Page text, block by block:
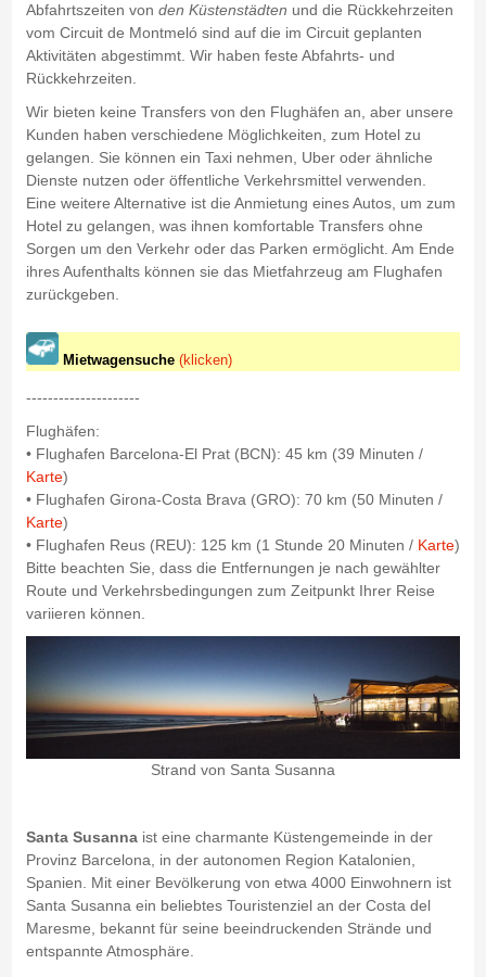
Abfahrtszeiten von den Küstenstädten und die Rückkehrzeiten
vom Circuit de Montmeló sind auf die im Circuit geplanten
Aktivitäten abgestimmt. Wir haben feste Abfahrts- und
Rückkehrzeiten.
Wir bieten keine Transfers von den Flughäfen an, aber unsere
Kunden haben verschiedene Möglichkeiten, zum Hotel zu
gelangen. Sie können ein Taxi nehmen, Uber oder ähnliche
Dienste nutzen oder öffentliche Verkehrsmittel verwenden.
Eine weitere Alternative ist die Anmietung eines Autos, um zum
Hotel zu gelangen, was ihnen komfortable Transfers ohne
Sorgen um den Verkehr oder das Parken ermöglicht. Am Ende
ihres Aufenthalts können sie das Mietfahrzeug am Flughafen
zurückgeben.
Mietwagensuche (klicken)
---------------------
Flughäfen:
• Flughafen Barcelona-El Prat (BCN): 45 km (39 Minuten /
Karte)
• Flughafen Girona-Costa Brava (GRO): 70 km (50 Minuten /
Karte)
• Flughafen Reus (REU): 125 km (1 Stunde 20 Minuten / Karte)
Bitte beachten Sie, dass die Entfernungen je nach gewählter
Route und Verkehrsbedingungen zum Zeitpunkt Ihrer Reise
variieren können.
Strand von Santa Susanna
Santa Susannaist eine charmante Küstengemeinde in der
Provinz Barcelona, in der autonomen Region Katalonien,
Spanien. Mit einer Bevölkerung von etwa 4000 Einwohnern ist
Santa Susanna ein beliebtes Touristenziel an der Costa del
Maresme, bekannt für seine beeindruckenden Strände und
entspannte Atmosphäre.